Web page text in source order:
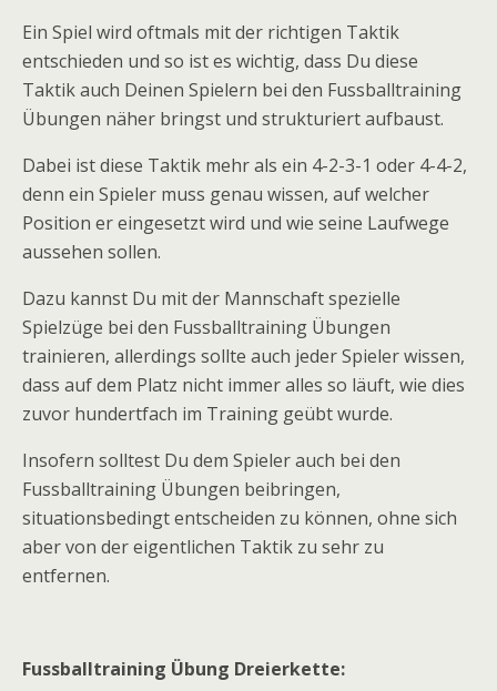
Ein Spiel wird oftmals mit der richtigen Taktik
entschieden und so ist es wichtig, dass Du diese
Taktik auch Deinen Spielern bei den Fussballtraining
Übungen näher bringst und strukturiert aufbaust.
Dabei ist diese Taktik mehr als ein 4-2-3-1 oder 4-4-2,
denn ein Spieler muss genau wissen, auf welcher
Position er eingesetzt wird und wie seine Laufwege
aussehen sollen.
Dazu kannst Du mit der Mannschaft spezielle
Spielzüge bei den Fussballtraining Übungen
trainieren, allerdings sollte auch jeder Spieler wissen,
dass auf dem Platz nicht immer alles so läuft, wie dies
zuvor hundertfach im Training geübt wurde.
Insofern solltest Du dem Spieler auch bei den
Fussballtraining Übungen beibringen,
situationsbedingt entscheiden zu können, ohne sich
aber von der eigentlichen Taktik zu sehr zu
entfernen.
Fussballtraining Übung Dreierkette: